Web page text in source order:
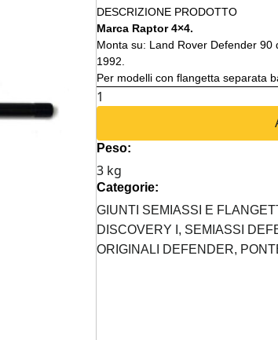
DESCRIZIONE PRODOTTO
Marca Raptor 4×4.
Monta su: Land Rover Defender
1992.
Per modelli con flangetta separata
SEMIASSE
CORTO
LAND
ROVER
24
CAVE
quantità
Peso:
3 kg
Categorie:
GIUNTI SEMIASSI E
DISCOVERY I, SEMIASSI
ORIGINALI DEFENDER,